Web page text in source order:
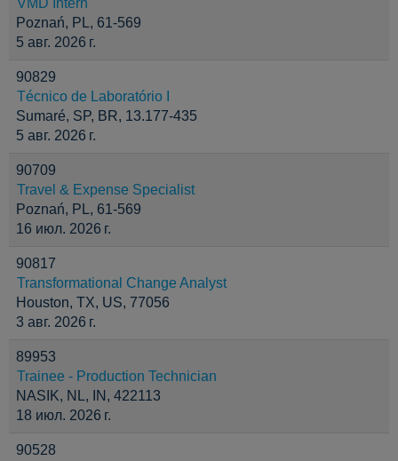
VMD Intern
Poznań, PL, 61-569
5 авг. 2026 г.
90829
Técnico de Laboratório I
Sumaré, SP, BR, 13.177-435
5 авг. 2026 г.
90709
Travel & Expense Specialist
Poznań, PL, 61-569
16 июл. 2026 г.
90817
Transformational Change Analyst
Houston, TX, US, 77056
3 авг. 2026 г.
89953
Trainee - Production Technician
NASIK, NL, IN, 422113
18 июл. 2026 г.
90528